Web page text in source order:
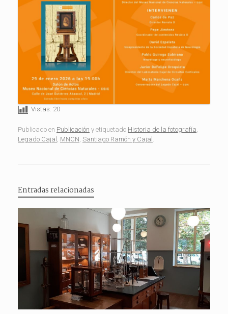
Vistas: 20
Publicado en Publicación y etiquetado Historia de la fotografía
Legado Cajal
MNCN Santiago Ramón y Cajal
Entradas relacionadas